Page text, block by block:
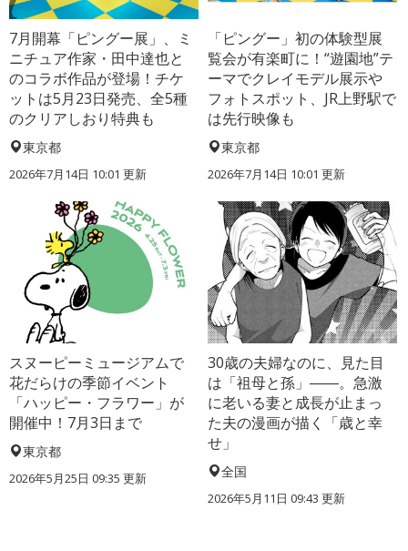
7月開幕「ピングー展」、ミ
ニチュア作家・田中達也と
のコラボ作品が登場！チケ
ットは5月23日発売、全5種
のクリアしおり特典も
東京都
2026年7月14日 10:01 更新
「ピングー」初の体験型展
覧会が有楽町に！“遊園地”テ
ーマでクレイモデル展示や
フォトスポット、JR上野駅で
は先行映像も
東京都
2026年7月14日 10:01 更新
スヌーピーミュージアムで
花だらけの季節イベント
「ハッピー・フラワー」が
開催中！7月3日まで
東京都
2026年5月25日 09:35 更新
30歳の夫婦なのに、見た目
は「祖母と孫」――。急激
に老いる妻と成長が止まっ
た夫の漫画が描く「歳と幸
せ」
全国
2026年5月11日 09:43 更新